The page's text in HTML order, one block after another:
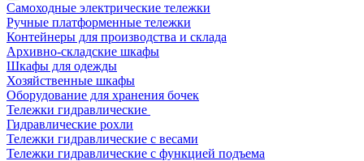
Самоходные электрические тележки
Ручные платформенные тележки
Контейнеры для производства и склада
Архивно-складские шкафы
Шкафы для одежды
Хозяйственные шкафы
Оборудование для хранения бочек
Тележки гидравлические
Гидравлические рохли
Тележки гидравлические с весами
Тележки гидравлические с функцией подъема